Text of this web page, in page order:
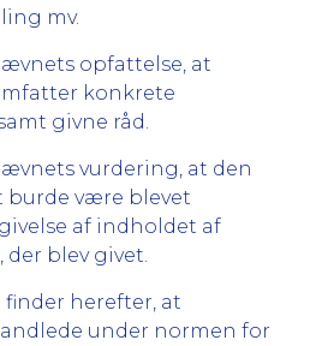
mv.
opfattelse, at
konkrete
givne råd.
vurdering, at den
være blevet
af indholdet af
blev givet.
herefter, at
under normen for